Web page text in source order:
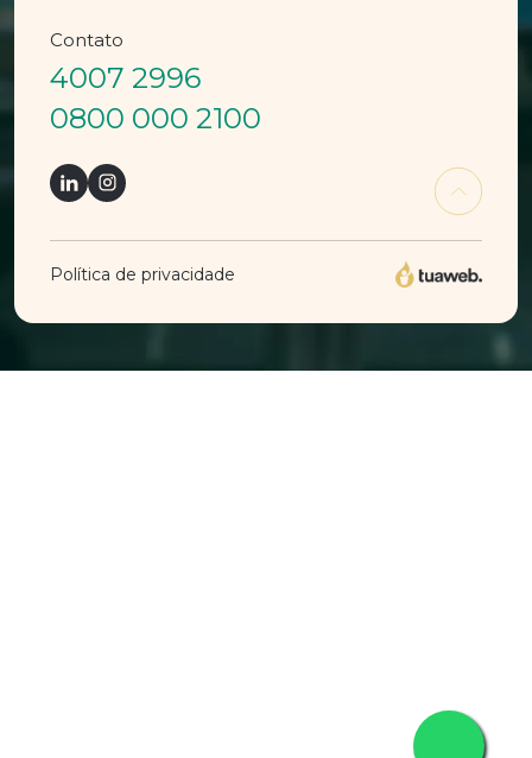
Contato
4007 2996
0800 000 2100
Política de privacidade